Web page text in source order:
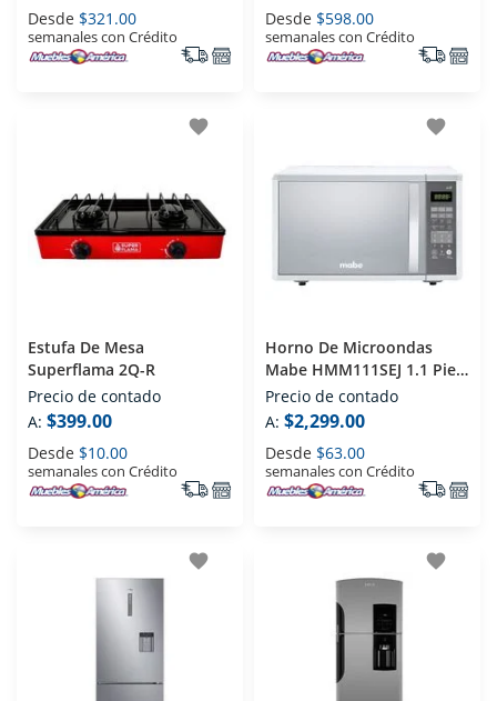
Desde $321.00
semanales con Crédito
Desde $598.00
semanales con Crédito
favorite
Estufa De Mesa
Superflama 2Q-R
Precio de contado
A: $399.00
Desde $10.00
semanales con Crédito
favorite
Horno De Microondas
Mabe HMM111SEJ 1.1 Pies
Espejo
Precio de contado
A: $2,299.00
Desde $63.00
semanales con Crédito
favorite favorite